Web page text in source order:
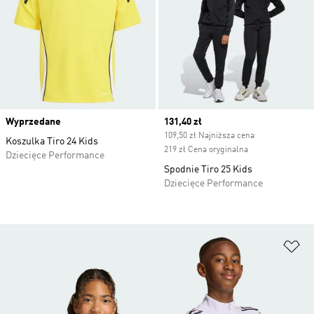
Wyprzedane
Koszulka Tiro 24 Kids
Dziecięce Performance
Current price
131,40 zł
109,50 zł Najniższa cena
219 zł Cena oryginalna
Spodnie Tiro 25 Kids
Dziecięce Performance